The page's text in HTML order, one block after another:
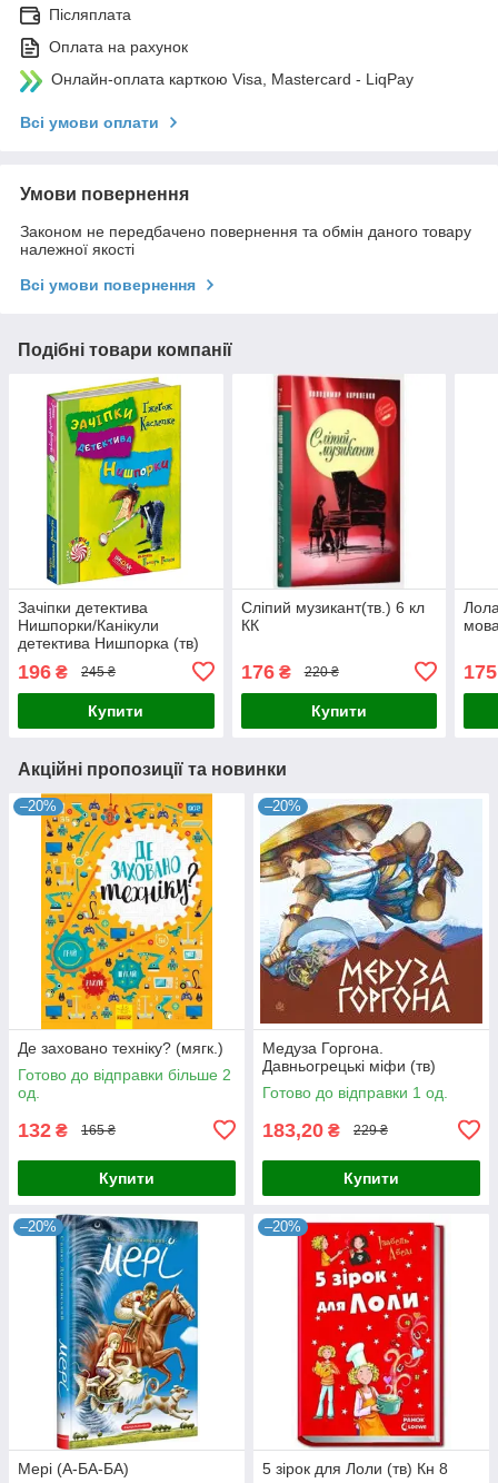
Післяплата
Оплата на рахунок
Онлайн-оплата карткою Visa, Mastercard - LiqPay
Всі умови оплати
Умови повернення
Законом не передбачено повернення та обмін даного товару
належної якості
Всі умови повернення
Подібні товари компанії
Зачіпки детектива
Нишпорки/Канікули
детектива Нишпорка (тв)
196 ₴ 245 ₴
Купити
Сліпий музикант(тв.) 6 кл
КК
176₴ 220 ₴
Купити
Акційні пропозиції та новинки
–20%
Де заховано техніку? (мягк.)
Готово до відправки більше 2
од.
132 ₴ 165 ₴
Купити
–20%
Медуза Горгона.
Давньогрецькі міфи (тв)
Готово до відправки 1 од.
183,20 ₴ 229 ₴
Купити
–20%
Мері (А-БА-БА)
–20%
5 зірок для Лоли (тв) Кн 8